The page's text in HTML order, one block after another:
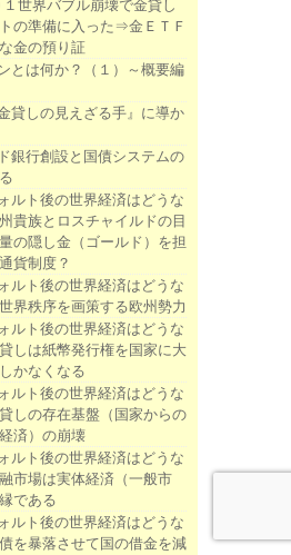
１世界バブル崩壊で金貸し
の準備に入った⇒金ＥＴＦ
金の預り証
とは何か？（１）～概要編
貸しの見えざる手』に導か
銀行創設と国債システムの
ルト後の世界経済はどうな
貴族とロスチャイルドの目
の隠し金（ゴールド）を担
貨制度？
ルト後の世界経済はどうな
界秩序を画策する欧州勢力
ルト後の世界経済はどうな
しは紙幣発行権を国家に大
かなくなる
ルト後の世界経済はどうな
しの存在基盤（国家からの
済）の崩壊
ルト後の世界経済はどうな
市場は実体経済（一般市
である
ルト後の世界経済はどうな
を暴落させて国の借金を減